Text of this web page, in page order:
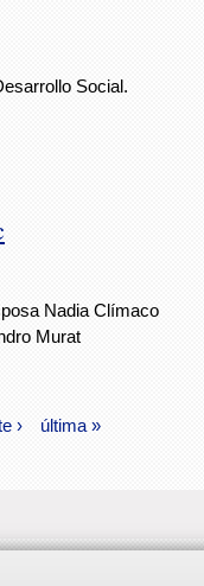
Social.
Nadia Clímaco
Murat
› última »